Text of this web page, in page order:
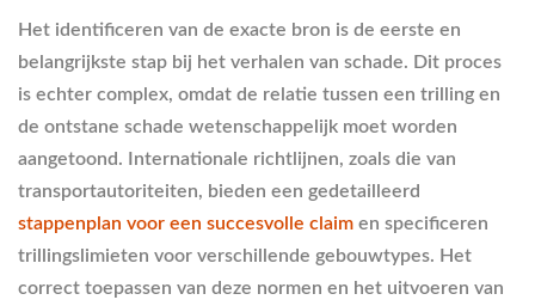
Het identificeren van de exacte bron is de eerste en
belangrijkste stap bij het verhalen van schade. Dit proces
is echter complex, omdat de relatie tussen een trilling en
de ontstane schade wetenschappelijk moet worden
aangetoond. Internationale richtlijnen, zoals die van
transportautoriteiten, bieden een gedetailleerd
stappenplan voor een succesvolle claim en specificeren
trillingslimieten voor verschillende gebouwtypes. Het
correct toepassen van deze normen en het uitvoeren van